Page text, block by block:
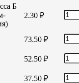
Б
2.30 ₽
73.50 ₽
52.50 ₽
37.50 ₽